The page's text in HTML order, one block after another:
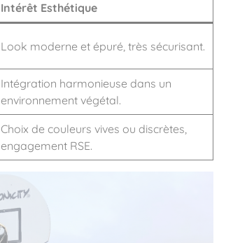
Intérêt Esthétique
Look moderne et épuré, très sécurisant.
Intégration harmonieuse dans un
environnement végétal.
Choix de couleurs vives ou discrètes,
engagement RSE.